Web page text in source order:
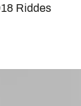
Riddes